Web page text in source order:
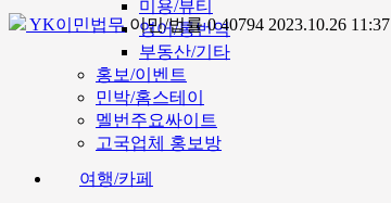
미용/뷰티
영어/통번역
부동산/기타
홍보/이벤트
민박/홈스테이
멜번주요싸이트
고국업체 홍보방
여행/카페
YK이민법무 이민/법률040794 2023.10.26 11:37